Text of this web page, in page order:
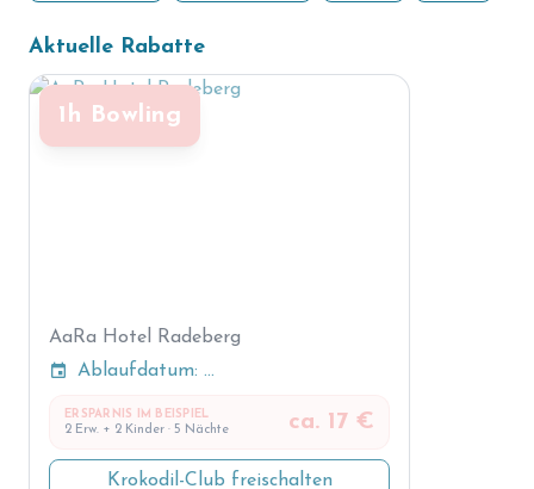
Aktuelle Rabatte
1h Bowling
AaRa Hotel Radeberg
event
Ablaufdatum: ...
ERSPARNIS IM BEISPIEL
2 Erw. + 2 Kinder · 5 Nächte
ca. 17 €
Krokodil-Club freischalten